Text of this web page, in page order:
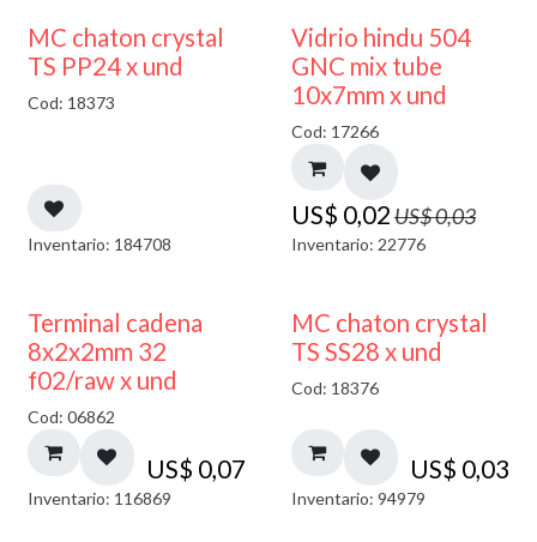
MC chaton crystal
TS PP24 x und
Cod: 18373
Inventario: 184708
40% DESCUENTO
Vidrio hindu 504
GNC mix tube
10x7mm x und
Cod: 17266
US$ 0,02US$0,03
Inventario: 22776
Terminal cadena
8x2x2mm 32
f02/raw x und
Cod: 06862
US$ 0,07
Inventario: 116869
MC chaton crystal
TS SS28 x und
Cod: 18376
US$ 0,03
Inventario: 94979